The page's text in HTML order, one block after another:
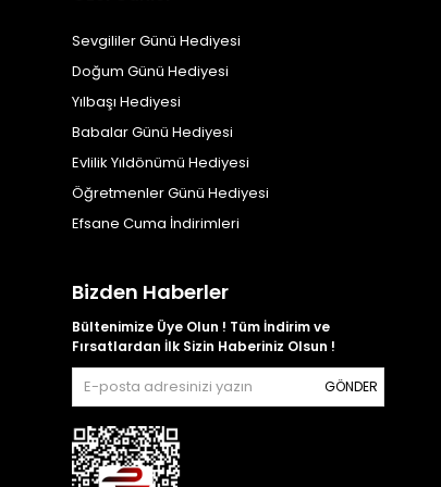
Sevgililer Günü Hediyesi
Doğum Günü Hediyesi
Yılbaşı Hediyesi
Babalar Günü Hediyesi
Evlilik Yıldönümü Hediyesi
Öğretmenler Günü Hediyesi
Efsane Cuma İndirimleri
Bizden Haberler
Bültenimize Üye Olun ! Tüm İndirim ve
Fırsatlardan İlk Sizin Haberiniz Olsun !
GÖNDER